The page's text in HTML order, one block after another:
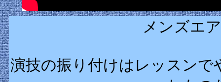
メンズエ
演技の振り付けはレッスン